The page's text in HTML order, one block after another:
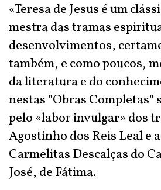
«Teresa de Jesus é um
mestra das tramas
desenvolvimentos,
também, e como poucos,
da literatura e do
nestas "Obras Completas"
pelo «labor invulgar» dos
Agostinho dos Reis Leal e
Carmelitas Descalças do
José, de Fátima.